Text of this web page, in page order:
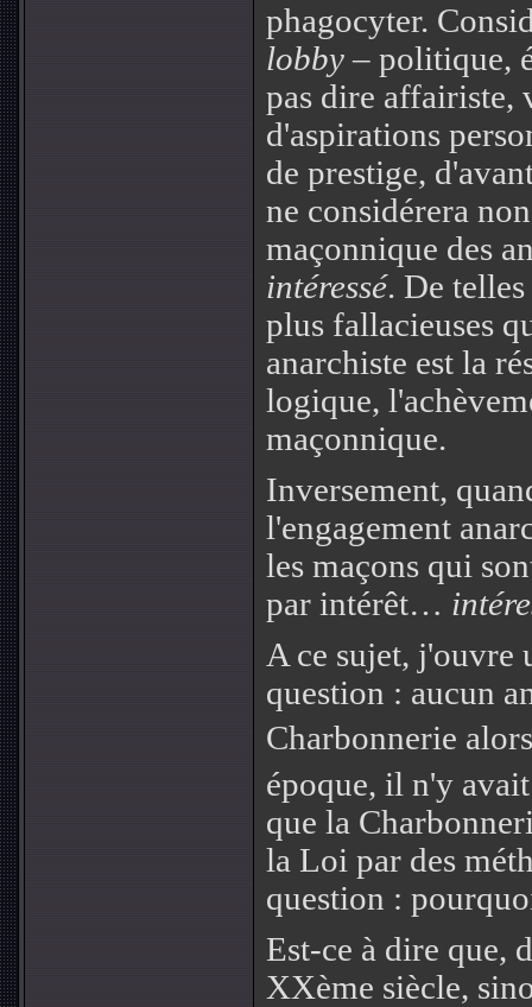
phagocyter.
lobby– politique,
pas dire
d'aspirations
de prestige,
ne considérera
maçonnique des
intéressé. De
plus fallacieuses
anarchiste est la
logique,
maçonnique.
Inversement,
l'engagement
les maçons qui
par intérêt…
A ce sujet, j'ouvre
question : aucun
Charbonnerie
époque, il n'y avait
que la
la Loi par des
question :
Est-ce à dire que,
XXème siècle,